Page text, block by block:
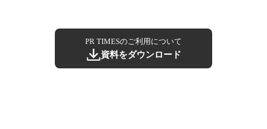
PR TIMESのご利用について
資料をダウンロード